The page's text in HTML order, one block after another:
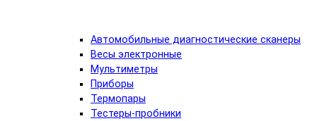
Автомобильные диагностические сканеры
Весы электронные
Мультиметры
Приборы
Термопары
Тестеры-пробники